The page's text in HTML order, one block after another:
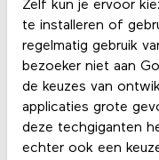
Zelf kun je ervoor
te installeren of
regelmatig gebruik
bezoeker niet aan
de keuzes van
applicaties grote
deze techgiganten
echter ook een